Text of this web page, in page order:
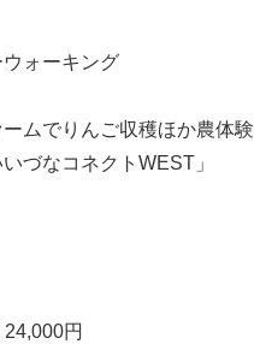
ォーキング
ムでりんご収穫ほか農体験
づなコネクトWEST」
円